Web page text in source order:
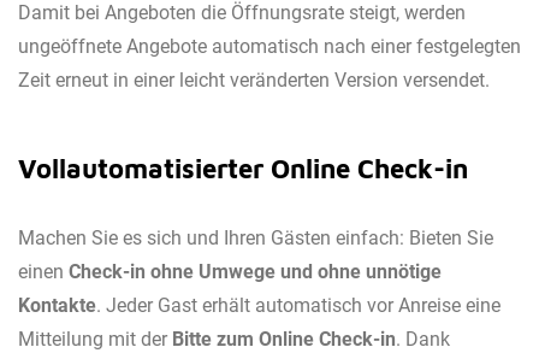
Damit bei Angeboten die Öffnungsrate steigt, werden
ungeöffnete Angebote automatisch nach einer festgelegten
Zeit erneut in einer leicht veränderten Version versendet.
Vollautomatisierter Online Check-in
Machen Sie es sich und Ihren Gästen einfach: Bieten Sie
einen Check-in ohne Umwege und ohne unnötige
Kontakte. Jeder Gast erhält automatisch vor Anreise eine
Mitteilung mit der Bitte zum Online Check-in. Dank